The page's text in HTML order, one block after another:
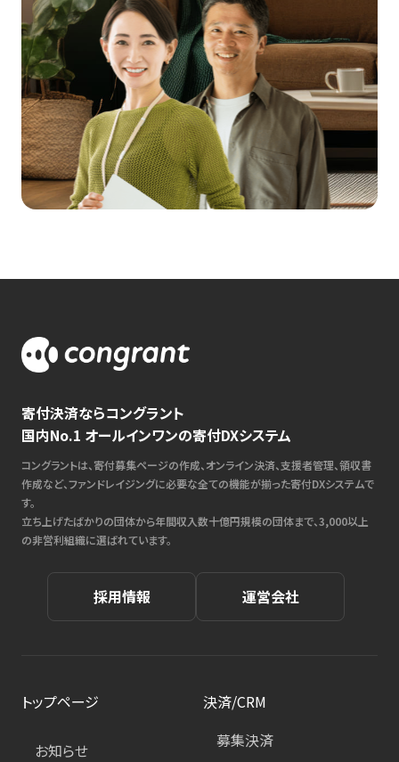
寄付決済ならコングラント
国内No.1 オールインワンの寄付DXシステム
コングラントは、寄付募集ページの作成、オンライン決済、支援者管理、領収書
作成など、ファンドレイジングに必要な全ての機能が揃った寄付DXシステムで
す。
立ち上げたばかりの団体から年間収入数十億円規模の団体まで、3,000以上
の非営利組織に選ばれています。
採用情報 運営会社
トップページ
お知らせ
決済/CRM
募集決済